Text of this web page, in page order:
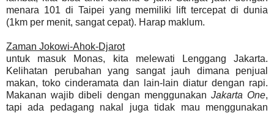
menara 101 di Taipei yang memiliki lift tercepat di dunia
(1km per menit, sangat cepat). Harap maklum.
Zaman Jokowi-Ahok-Djarot
untuk masuk Monas, kita melewati Lenggang Jakarta.
Kelihatan perubahan yang sangat jauh dimana penjual
makan, toko cinderamata dan lain-lain diatur dengan rapi.
Makanan wajib dibeli dengan menggunakan Jakarta One,
tapi ada pedagang nakal juga tidak mau menggunakan